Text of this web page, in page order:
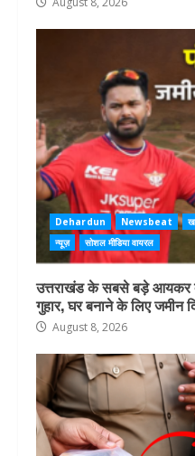
Dehardun Newsbeat
न्यूज़
सोशल मीडिया वायरल
उत्तराखंड के सबसे बड़े आयकर
गुहार, घर बनाने के लिए जमीन
August 8, 2026